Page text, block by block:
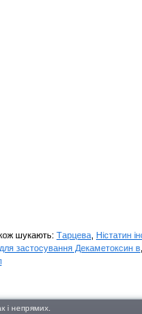
шукають: Тарцева Ністатин
застосування Декаметоксин в
і непрямих.